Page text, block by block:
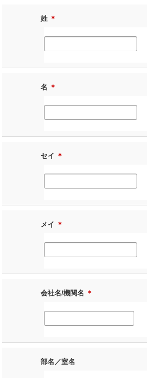
姓 ＊
名 ＊
セイ ＊
メイ ＊
会社名/機関名 ＊
部名／室名